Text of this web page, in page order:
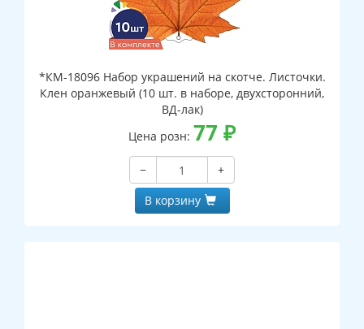
*КМ-18096 Набор украшений на скотче. Листочки.
Клен оранжевый (10 шт. в наборе, двухсторонний,
ВД-лак)
Цена розн: 77 ₽
−
+
В корзину